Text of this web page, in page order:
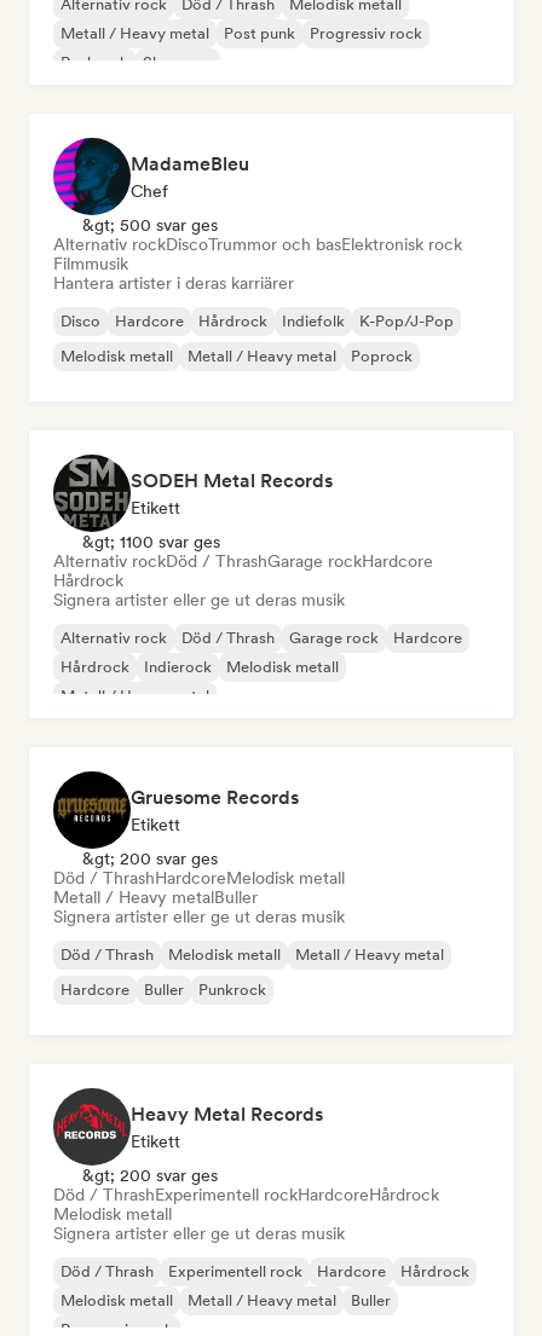
Alternativ rock Död / Thrash
Melodisk metall
Metall / Heavy metal
Post punk
Progressiv rock
Punkrock
Shoegaze
MadameBleu
Chef
&gt; 500 svar ges
Alternativ rockDiscoTrummor och basElektronisk rock
Filmmusik
Hantera artister i deras karriärer
Disco Hardcore Hårdrock Indiefolk
K-Pop/J-Pop
Melodisk metall
Metall / Heavy metal Poprock
SODEH Metal Records
Etikett
&gt; 1100 svar ges
Alternativ rockDöd / ThrashGarage rockHardcore
Hårdrock
Signera artister eller ge ut deras musik
Alternativ rock Död / Thrash Garage rock
Hardcore
Hårdrock
Indierock
Melodisk metall
Metall / Heavy metal
Gruesome Records
Etikett
&gt; 200 svar ges
Död / ThrashHardcoreMelodisk metall
Metall / Heavy metalBuller
Signera artister eller ge ut deras musik
Död / Thrash Melodisk metall
Metall / Heavy metal
Hardcore
Buller Punkrock
Heavy Metal Records
Etikett
&gt; 200 svar ges
Död / ThrashExperimentell rockHardcoreHårdrock
Melodisk metall
Signera artister eller ge ut deras musik
Död / Thrash Experimentell rock Hardcore
Hårdrock
Melodisk metall
Metall / Heavy metal
Buller
Progressiv rock